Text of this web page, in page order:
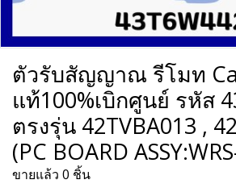
ตัวรับสัญญาณ รีโมท
แท้100%เบิกศูนย์ รหัส
ตรงรุ่น 42TVBA013 ,
(PC BOARD
ขายแล้ว 0 ชิ้น